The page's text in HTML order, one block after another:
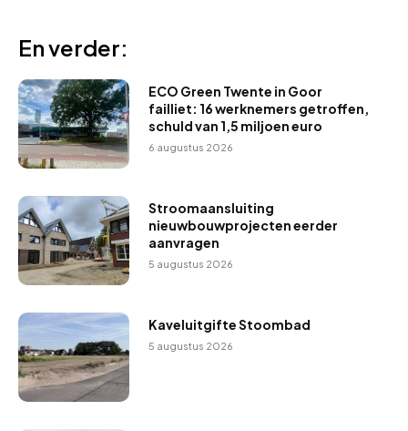
En verder:
ECO Green Twente in Goor
failliet: 16 werknemers getroffen,
schuld van 1,5 miljoen euro
6 augustus 2026
Stroomaansluiting
nieuwbouwprojecten eerder
aanvragen
5 augustus 2026
Kaveluitgifte Stoombad
5 augustus 2026